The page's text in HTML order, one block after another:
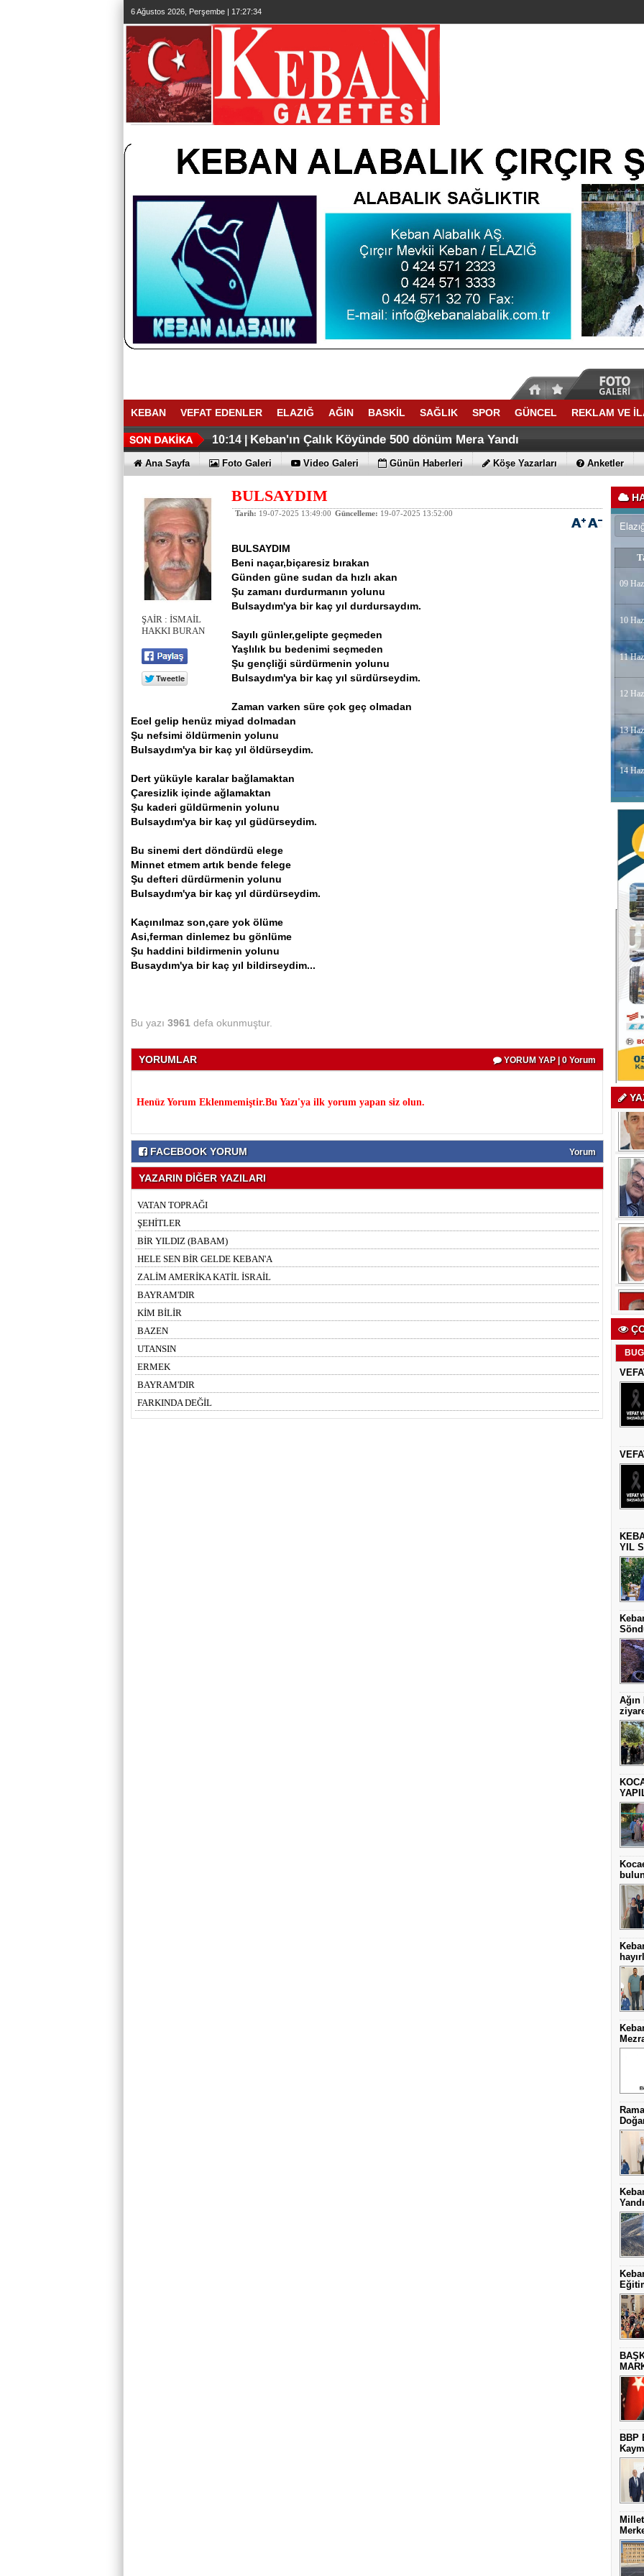
6 Ağustos 2026, Perşembe | 17:27:35
KEBAN VEFAT EDENLER ELAZIĞ AĞIN BASKİL SAĞLIK SPOR GÜNCEL REKLAM VE
16:27 |ELAZIĞ İHRACATTA TARİH YAZDI
16:02 |Keban Emniyeti Yaz Kuran Kursunda Trafik Eğitimi verdi
10:14 | Keban'ın Çalık Köyünde 500 dönüm Mera Yandı
Ana Sayfa Foto Galeri Video Galeri Günün Haberleri Köşe Yazarları Anketler
ŞAİR : İSMAİL
HAKKI BURAN
BULSAYDIM
Tarih: 19-07-2025 13:49:00 Güncelleme: 19-07-2025 13:52:00
BULSAYDIM
Beni naçar,biçaresiz bırakan
Günden güne sudan da hızlı akan
Şu zamanı durdurmanın yolunu
Bulsaydım'ya bir kaç yıl durdursaydım.
Sayılı günler,gelipte geçmeden
Yaşlılık bu bedenimi seçmeden
Şu gençliği sürdürmenin yolunu
Bulsaydım'ya bir kaç yıl sürdürseydim.
Zaman varken süre çok geç olmadan
Ecel gelip henüz miyad dolmadan
Şu nefsimi öldürmenin yolunu
Bulsaydım'ya bir kaç yıl öldürseydim.
Dert yüküyle karalar bağlamaktan
Çaresizlik içinde ağlamaktan
Şu kaderi güldürmenin yolunu
Bulsaydım'ya bir kaç yıl güdürseydim.
Bu sinemi dert döndürdü elege
Minnet etmem artık bende felege
Şu defteri dürdürmenin yolunu
Bulsaydım'ya bir kaç yıl dürdürseydim.
Kaçınılmaz son,çare yok ölüme
Asi,ferman dinlemez bu gönlüme
Şu haddini bildirmenin yolunu
Busaydım'ya bir kaç yıl bildirseydim...
Bu yazı 3961 defa okunmuştur.
YORUMLAR YORUM YAP | 0 Yorum
Henüz Yorum Eklenmemiştir.Bu Yazı'ya ilk yorum yapan siz olun.
FACEBOOK YORUM Yorum
YAZARIN DİĞER YAZILARI
VATAN TOPRAĞI
ŞEHİTLER
BİR YILDIZ (BABAM)
HELE SEN BİR GELDE KEBAN'A
ZALİM AMERİKA KATİL İSRAİL
BAYRAM'DIR
KİM BİLİR
BAZEN
UTANSIN
ERMEK
BAYRAM'DIR
FARKINDA DEĞİL
09
10
11
12
13
14
YIL
Ağın
Yandı
BBP